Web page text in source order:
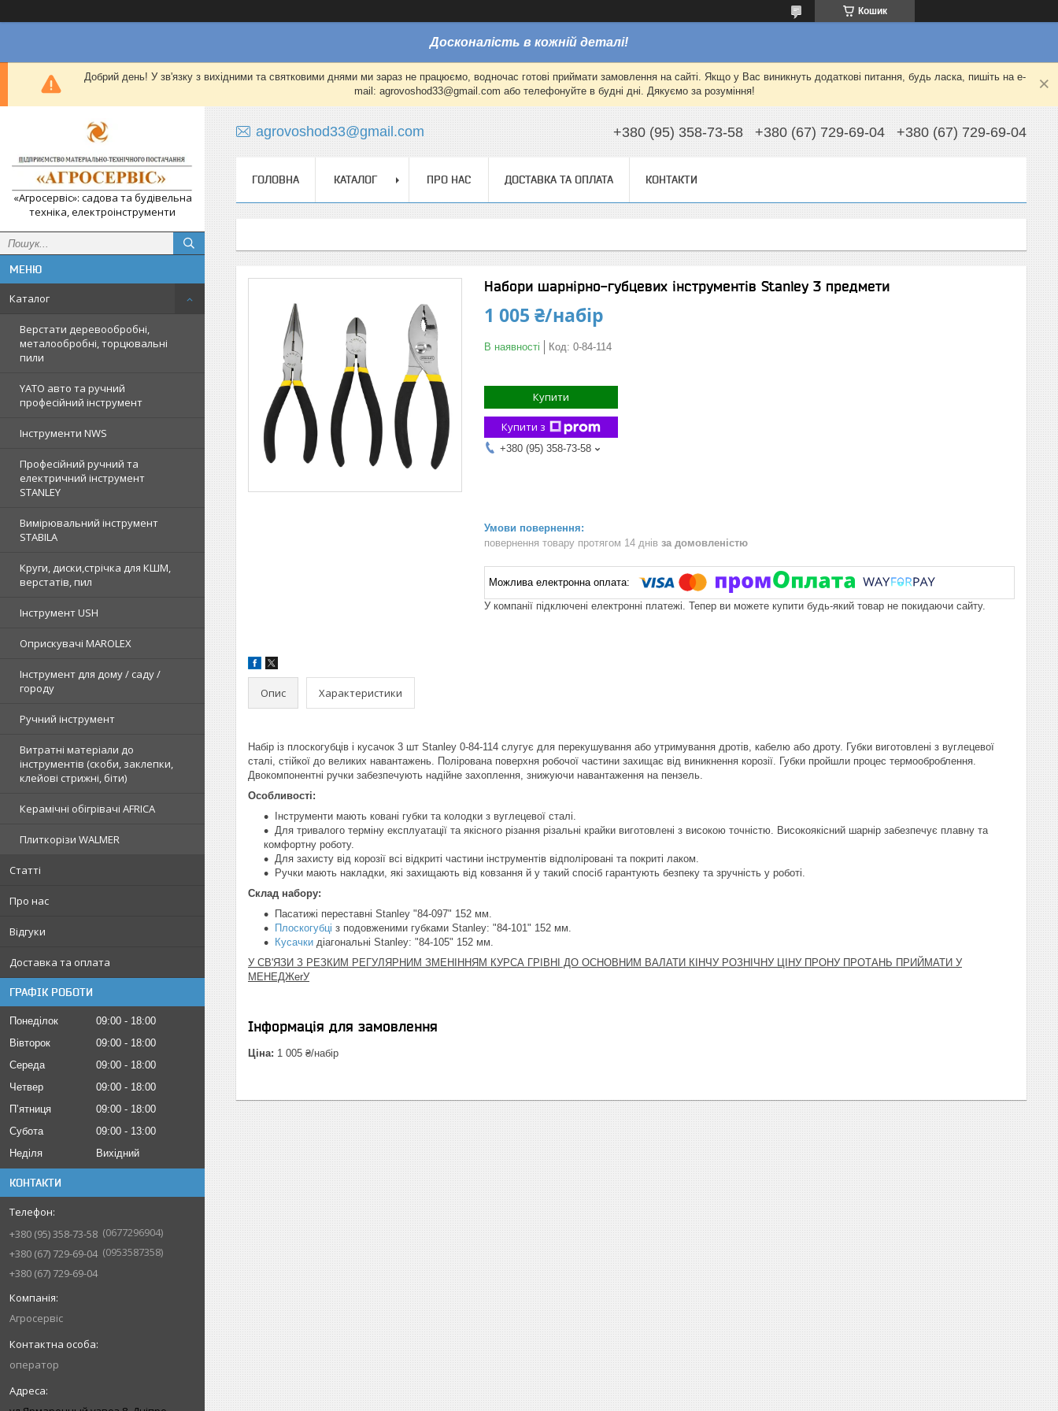
Кошик
Досконалість в кожній деталі!
Добрий день! У зв'язку з вихідними та святковими днями ми зараз не працюємо, водночас готові приймати замовлення на сайті. Якщо у Вас виникнуть додаткові питання, будь ласка, пишіть на e-
mail: agrovoshod33@gmail.com або телефонуйте в будні дні. Дякуємо за розуміння!
«Агросервіс»: садова та будівельна
техніка, електроінструменти
Каталог
Верстати деревообробні,
металообробні, торцювальні
пили
YATO авто та ручний
професійний інструмент
Інструменти NWS
Професійний ручний та
електричний інструмент
STANLEY
Вимірювальний інструмент
STABILA
Круги, диски,стрічка для КШМ,
верстатів, пил
Інструмент USH
Оприскувачі MAROLEX
Інструмент для дому / саду /
городу
Ручний інструмент
Витратні матеріали до
інструментів (скоби, заклепки,
клейові стрижні, біти)
Керамічні обігрівачі AFRICA
Плиткорізи WALMER
Статті
Про нас
Відгуки
Доставка та оплата
ГРАФІК РОБОТИ
Понеділок 09:00
18:00
Вівторок
09:00
18:00
Середа
09:00
18:00
Четвер
09:00
18:00
Пʼятниця
09:00
18:00
Субота
09:00
13:00
Неділя
Вихідний
КОНТАКТИ
+380 (95) 358-73-58
0677296904
+380 (67) 729-69-04
0953587358
+380 (67) 729-69-04
Агросервіс
оператор
agrovoshod33@gmail.com +380 (95) 358-73-58 +380 (67) 729-69-04 +380 (67) 729-69-04
ГОЛОВНА КАТАЛОГ ПРО НАС ДОСТАВКА ТА ОПЛАТА КОНТАКТИ
Набори шарнірно-губцевих інструментів Stanley 3 предмети
1 005 ₴/набір
В наявності Код: 0-84-114
Купити
Купити з
+380 (95) 358-73-58
повернення товару протягом 14 днів за домовленістю
У компанії підключені електронні платежі. Тепер ви можете купити будь-який товар не покидаючи сайту.
Опис Характеристики
Набір із плоскогубців і кусачок 3 шт Stanley 0-84-114 слугує для перекушування або утримування дротів, кабелю або дроту. Губки виготовлені з вуглецевої
сталі, стійкої до великих навантажень. Полірована поверхня робочої частини захищає від виникнення корозії. Губки пройшли процес термооброблення.
Двокомпонентні ручки забезпечують надійне захоплення, знижуючи навантаження на пензель.
Особливості:
Інструменти мають ковані губки та колодки з вуглецевої сталі.
Для тривалого терміну експлуатації та якісного різання різальні крайки виготовлені з високою точністю. Високоякісний шарнір забезпечує плавну та
комфортну роботу.
Для захисту від корозії всі відкриті частини інструментів відполіровані та покриті лаком.
Ручки мають накладки, які захищають від ковзання й у такий спосіб гарантують безпеку та зручність у роботі.
Склад набору:
Пасатижі переставні Stanley "84-097" 152 мм.
Плоскогубці з подовженими губками Stanley: "84-101" 152 мм.
Кусачки діагональні Stanley: "84-105" 152 мм.
У СВ'ЯЗИ З РЕЗКИМ РЕГУЛЯРНИМ ЗМЕНІННЯМ КУРСА ГРІВНІ ДО ОСНОВНИМ ВАЛАТИ КІНЧУ РОЗНІЧНУ ЦІНУ ПРОНУ ПРОТАНЬ ПРИЙМАТИ У
МЕНЕДЖerУ
Інформація для замовлення
Ціна: 1 005 ₴/набір